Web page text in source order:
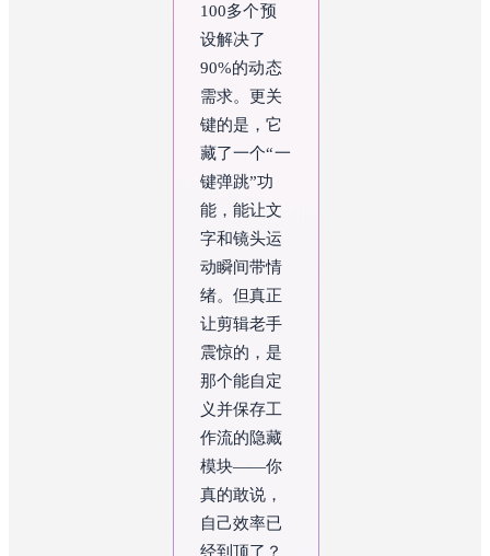
100多个预
设解决了
90%的动态
需求。更关
键的是，它
藏了一个“一
键弹跳”功
能，能让文
字和镜头运
动瞬间带情
绪。但真正
让剪辑老手
震惊的，是
那个能自定
义并保存工
作流的隐藏
模块——你
真的敢说，
自己效率已
经到顶了？